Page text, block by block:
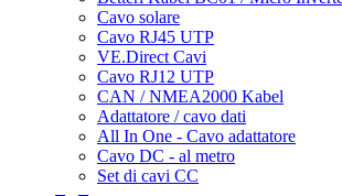
Cavo solare
Cavo RJ45 UTP
VE.Direct Cavi
Cavo RJ12 UTP
CAN / NMEA2000 Kabel
Adattatore / cavo dati
All In One - Cavo adattatore
Cavo DC - al metro
Set di cavi CC